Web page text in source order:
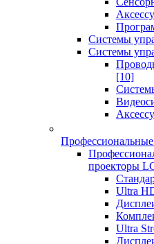
Системы
Системы
[10]
проекторы
Ultra
Ultra